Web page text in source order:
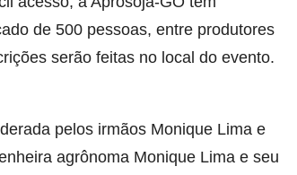
de 500 pessoas, entre produtores
serão feitas no local do evento.
pelos irmãos Monique Lima e
agrônoma Monique Lima e seu